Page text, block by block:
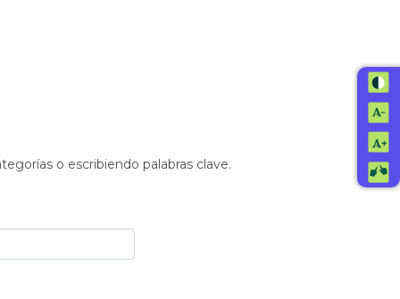
o escribiendo palabras clave.